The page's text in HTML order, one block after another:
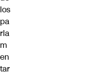
los
pa
rla
m
en
tar